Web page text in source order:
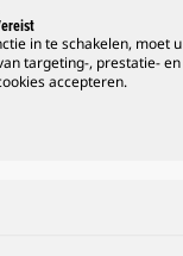
in te schakelen, moet u
targeting-, prestatie- en
accepteren.